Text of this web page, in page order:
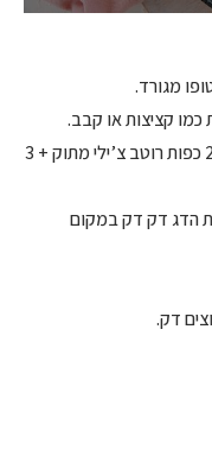
מגורד.
קציצות או קבב.
– במקום רוטב צ’ילי בשום אפשר להמיר ב-2 כפות רוטב צ’ילי מתוק + 3
הדג דק דק במקום
דק.